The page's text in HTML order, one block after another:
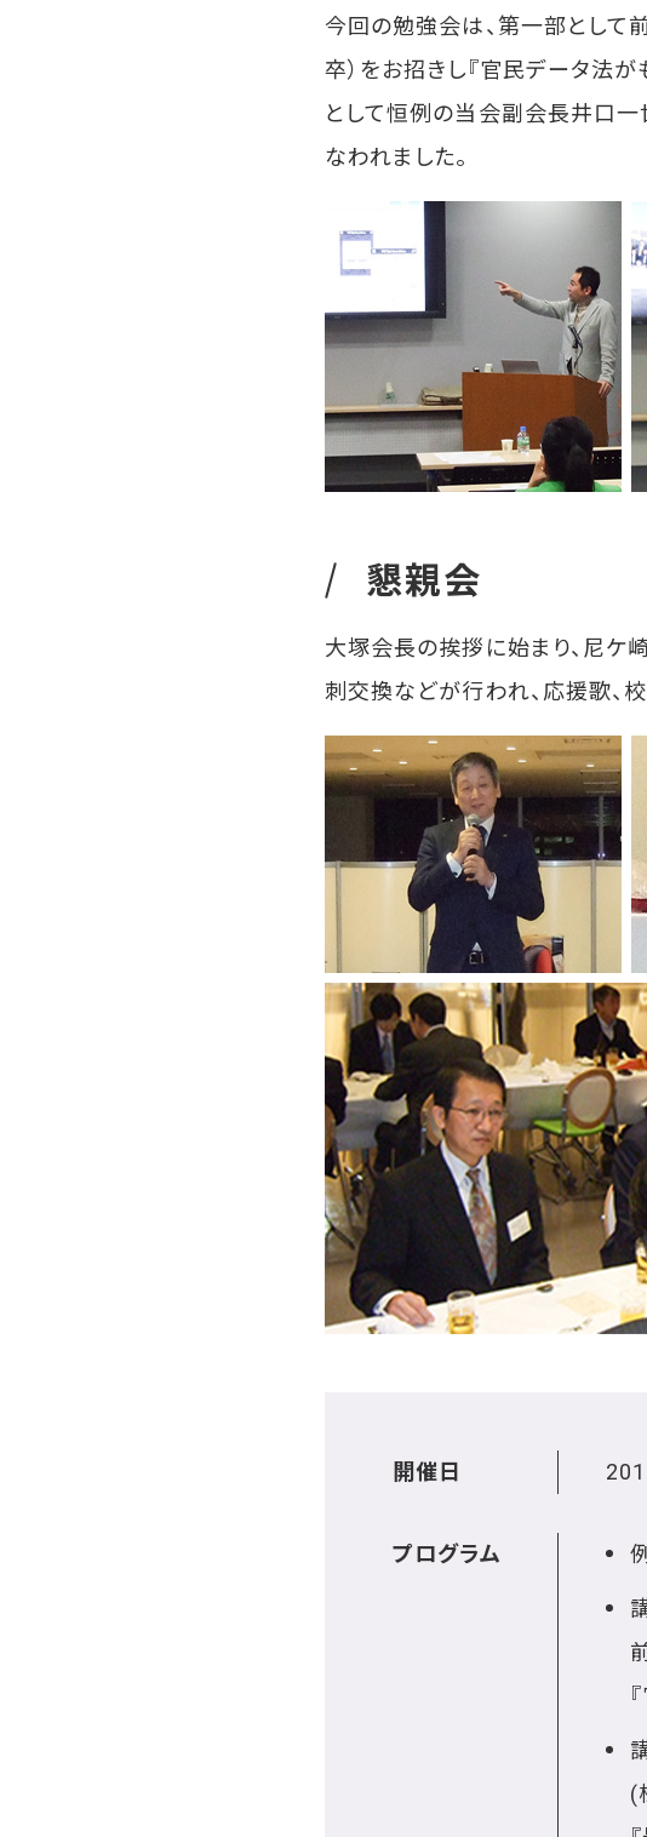
今回の勉強会は、第一部とし
卒）をお招きし『官民データ法が
として恒例の当会副会長井口一
なわれました。
懇親会
大塚会長の挨拶に始まり、尼ケ
刺交換などが行われ、応援歌、
開催日
プログラム
(